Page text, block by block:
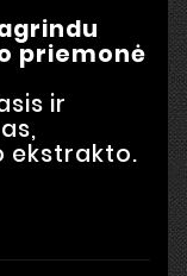
priemonė
ir
ekstrakto.